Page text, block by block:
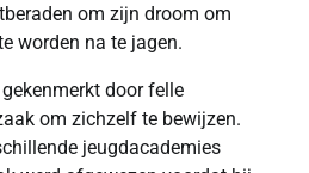
om zijn droom om
worden na te jagen.
door felle
om zichzelf te bewijzen.
jeugdacademies